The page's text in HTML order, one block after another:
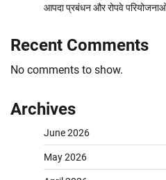
आपदा प्रबंधन और रोपवे
Recent Comments
No comments to show.
Archives
June 2026
May 2026